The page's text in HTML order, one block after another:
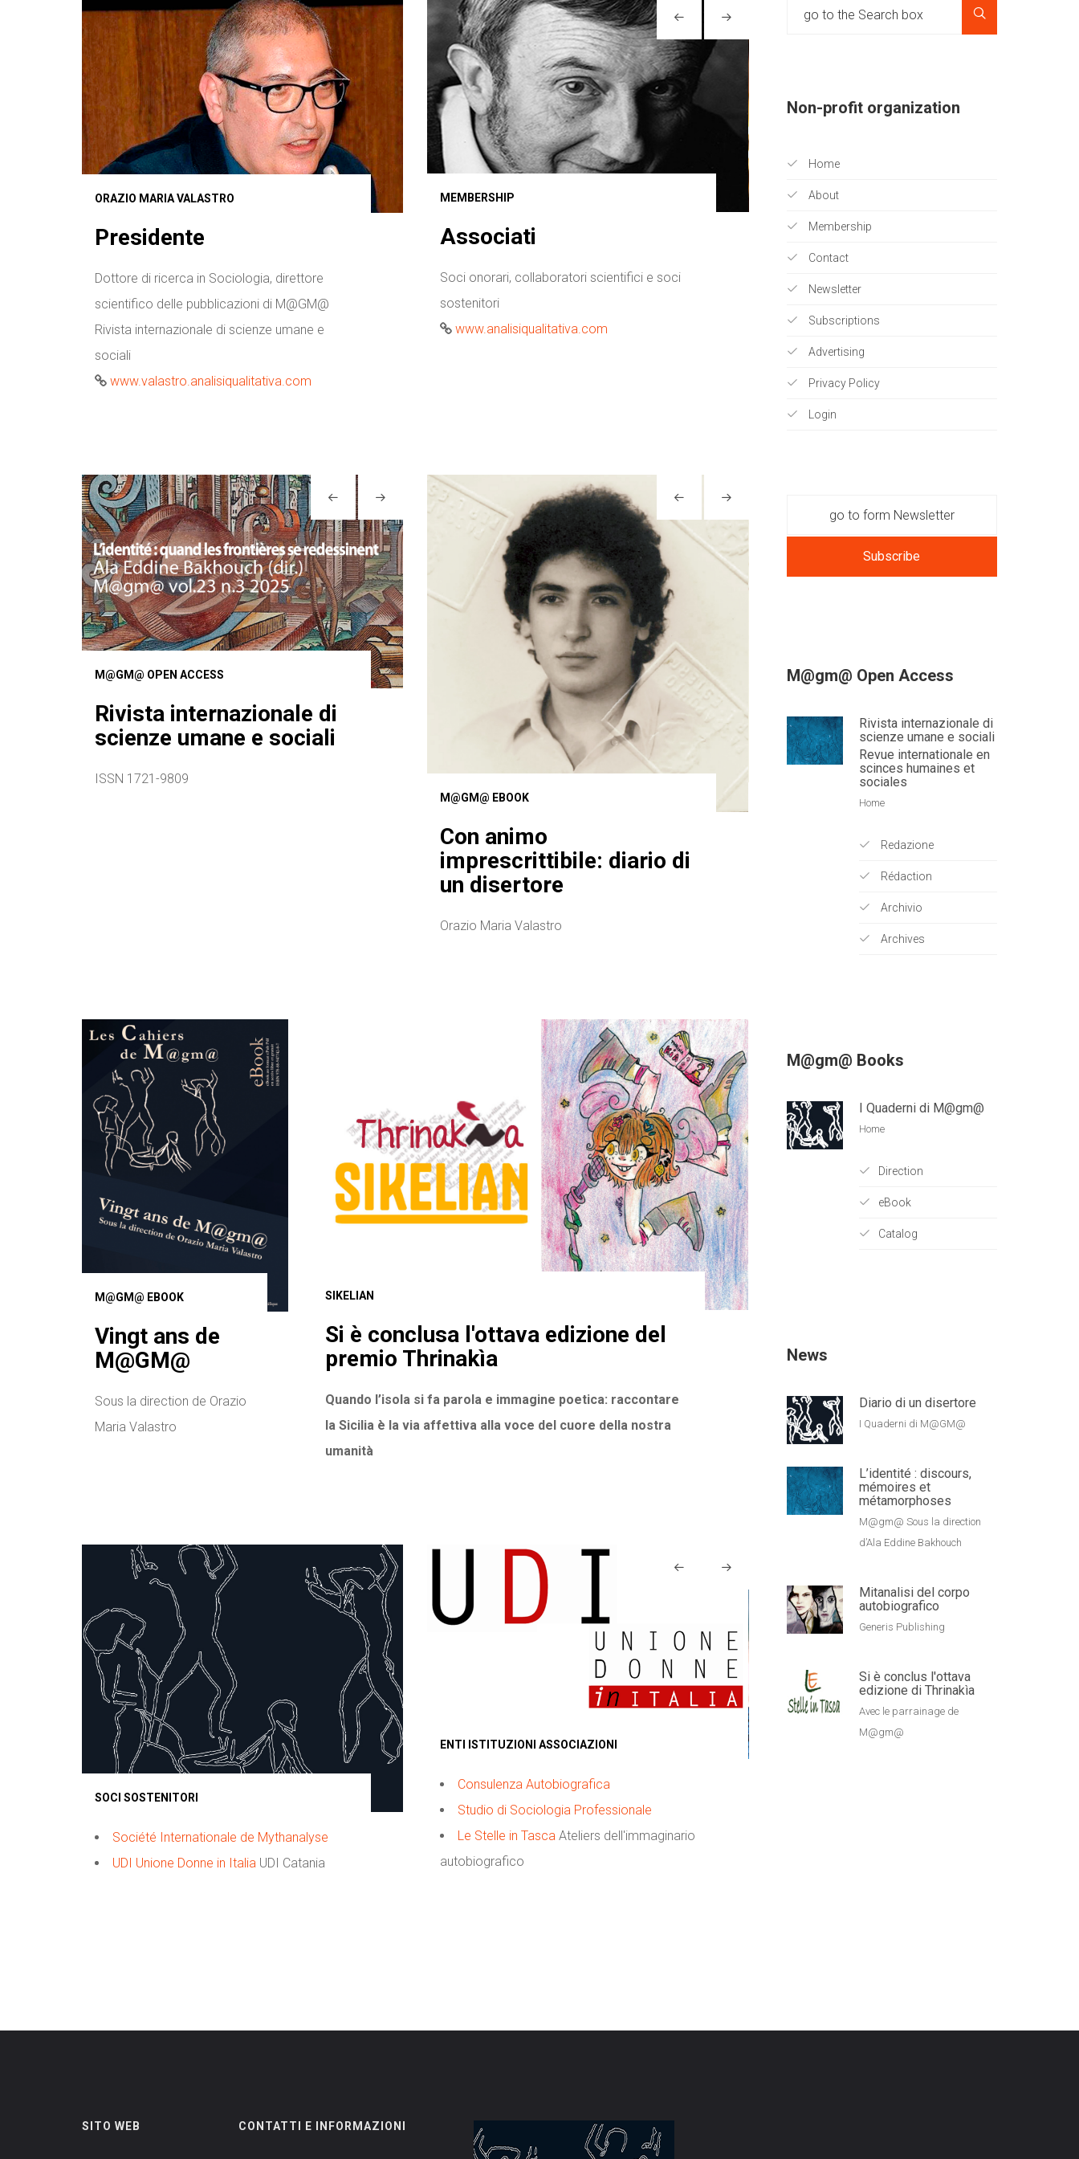
ORAZIO MARIA VALASTRO
Presidente
Dottore di ricerca in Sociologia, direttore
scientifico delle pubblicazioni di M@GM@
Rivista internazionale di scienze umane e
sociali
www.valastro.analisiqualitativa.com
MEMBERSHIP
Associati
Soci onorari, collaboratori scientifici e soci
sostenitori
www.analisiqualitativa.com
M@GM@ OPEN ACCESS
Rivista internazionale di
scienze umane e sociali
ISSN 1721-9809
M@GM@ EBOOK
Con animo
imprescrittibile: diario di
un disertore
Orazio Maria Valastro
M@GM@ EBOOK
Vingt ans de
M@GM@
Sous la direction de Orazio
Maria Valastro
SIKELIAN
Si è conclusa l'ottava edizione del
premio Thrinakìa
Quando l’isola si fa parola e immagine poetica: raccontare
la Sicilia è la via affettiva alla voce del cuore della nostra
umanità
SOCI SOSTENITORI
Société Internationale de Mythanalyse
UDI Unione Donne in Italia UDI Catania
ENTI ISTITUZIONI ASSOCIAZIONI
Consulenza Autobiografica
Studio di Sociologia Professionale
Le Stelle in Tasca Ateliers dell'immaginario
autobiografico
Non-profit organization
Home
About
Membership
Contact
Newsletter
Subscriptions
Advertising
Privacy Policy
Login
Subscribe
M@gm@ Open Access
Rivista internazionale di
scienze umane e sociali
Revue internationale en
scinces humaines et
sociales
Home
Redazione
Rédaction
Archivio
Archives
M@gm@ Books
I Quaderni di M@gm@
Home
Direction
eBook
Catalog
News
Diario di un disertore
I Quaderni di M@GM@
L’identité : discours,
mémoires et
métamorphoses
M@gm@ Sous la direction
d’Ala Eddine Bakhouch
Mitanalisi del corpo
autobiografico
Generis Publishing
Si è conclus l'ottava
edizione di Thrinakìa
Avec le parrainage de
M@gm@
SITO WEB CONTATTI E INFORMAZIONI